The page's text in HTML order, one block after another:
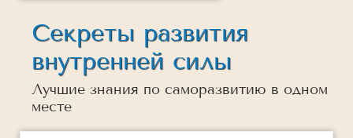
Думай
Инсайты
Секреты развития
внутренней силы
Лучшие знания по саморазвитию в одном
месте